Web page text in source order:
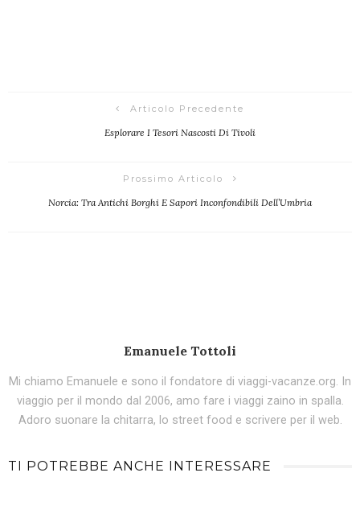
Articolo Precedente
Esplorare I Tesori Nascosti Di Tivoli
Prossimo Articolo
Norcia: Tra Antichi Borghi E Sapori Inconfondibili Dell’Umbria
Emanuele Tottoli
Mi chiamo Emanuele e sono il fondatore di viaggi-vacanze.org. In
viaggio per il mondo dal 2006, amo fare i viaggi zaino in spalla.
Adoro suonare la chitarra, lo street food e scrivere per il web.
TI POTREBBE ANCHE INTERESSARE